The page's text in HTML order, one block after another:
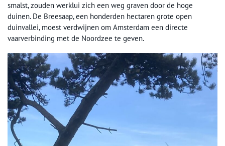
smalst, zouden werklui zich een weg graven door de hoge
duinen. De Breesaap, een honderden hectaren grote open
duinvallei, moest verdwijnen om Amsterdam een directe
vaarverbinding met de Noordzee te geven.